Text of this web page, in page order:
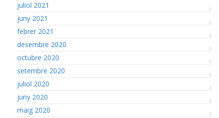
juliol 2021
juny 2021
febrer 2021
desembre 2020
octubre 2020
setembre 2020
juliol 2020
juny 2020
maig 2020